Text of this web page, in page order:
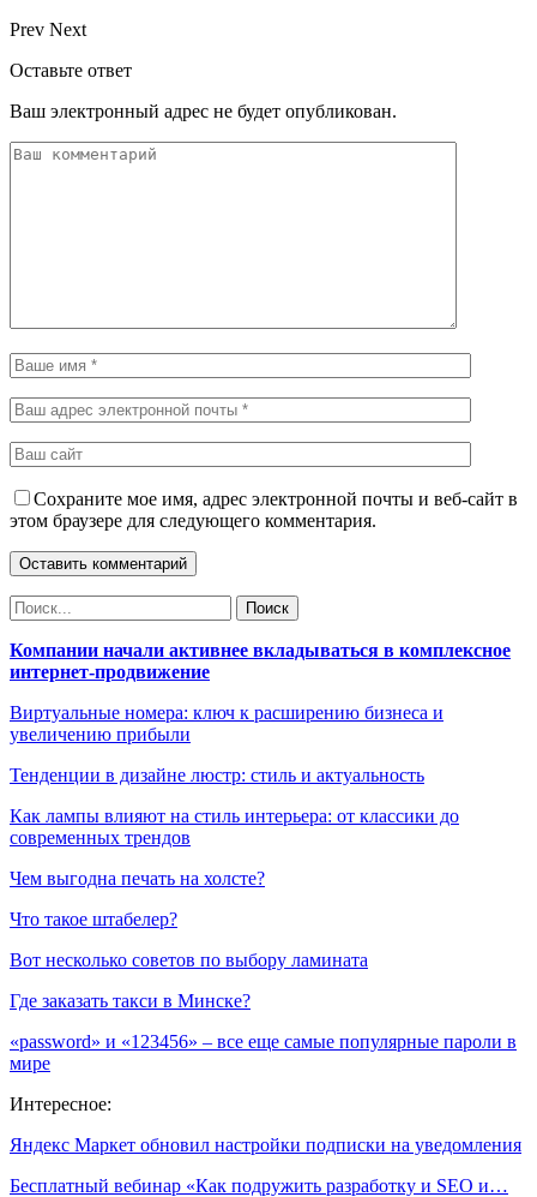
Prev Next
Оставьте ответ
Ваш электронный адрес не будет опубликован.
Сохраните мое имя, адрес электронной почты и веб-сайт в
этом браузере для следующего комментария.
Компании начали активнее вкладываться в комплексное
интернет-продвижение
Виртуальные номера: ключ к расширению бизнеса и
увеличению прибыли
Тенденции в дизайне люстр: стиль и актуальность
Как лампы влияют на стиль интерьера: от классики до
современных трендов
Чем выгодна печать на холсте?
Что такое штабелер?
Вот несколько советов по выбору ламината
Где заказать такси в Минске?
«password» и «123456» – все еще самые популярные пароли в
мире
Интересное:
Яндекс Маркет обновил настройки подписки на уведомления
Бесплатный вебинар «Как подружить разработку и SEO и…